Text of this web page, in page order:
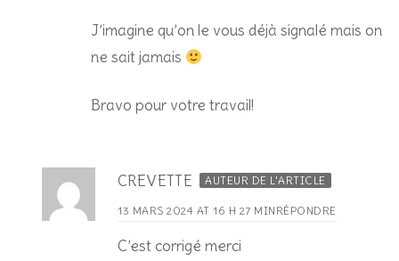
J’imagine qu’on le vous déjà signalé mais on
ne sait jamais
Bravo pour votre travail!
CREVETTE AUTEUR DE L’ARTICLE
13 MARS 2024 AT 16 H 27 MINRÉPONDRE
C’est corrigé merci